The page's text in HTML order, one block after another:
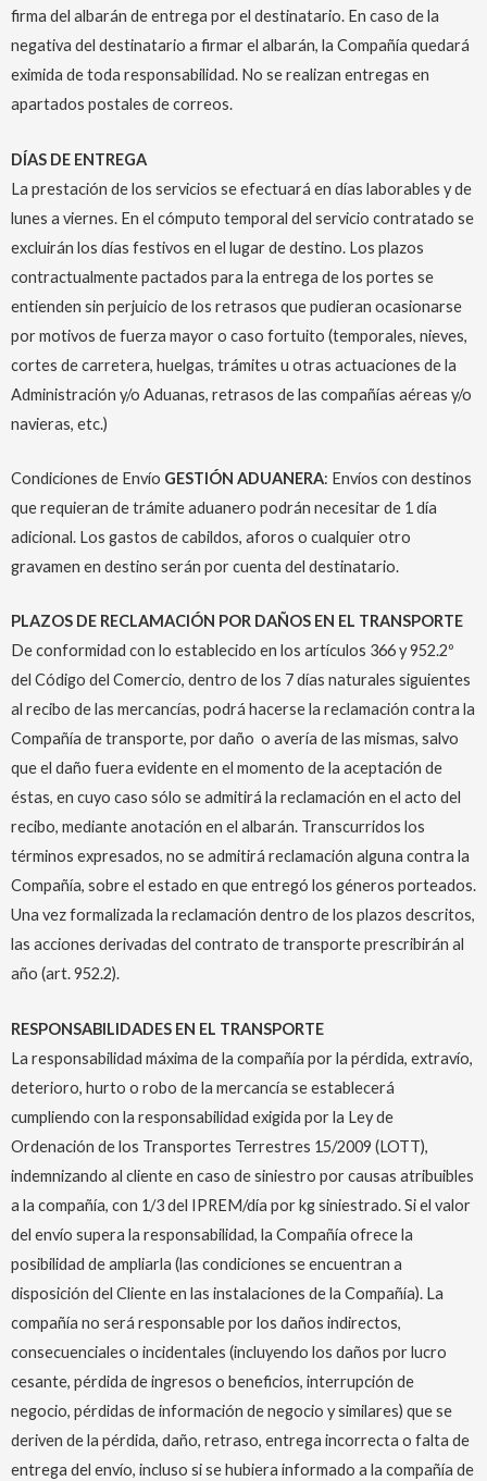
firma del albarán de entrega por el destinatario. En caso de la
negativa del destinatario a firmar el albarán, la Compañía quedará
eximida de toda responsabilidad. No se realizan entregas en
apartados postales de correos.
DÍAS DE ENTREGA
La prestación de los servicios se efectuará en días laborables y de
lunes a viernes. En el cómputo temporal del servicio contratado se
excluirán los días festivos en el lugar de destino. Los plazos
contractualmente pactados para la entrega de los portes se
entienden sin perjuicio de los retrasos que pudieran ocasionarse
por motivos de fuerza mayor o caso fortuito (temporales, nieves,
cortes de carretera, huelgas, trámites u otras actuaciones de la
Administración y/o Aduanas, retrasos de las compañías aéreas y/o
navieras, etc.)
Condiciones de Envío GESTIÓN ADUANERA: Envíos con destinos
que requieran de trámite aduanero podrán necesitar de 1 día
adicional. Los gastos de cabildos, aforos o cualquier otro
gravamen en destino serán por cuenta del destinatario.
PLAZOS DE RECLAMACIÓN POR DAÑOS EN EL TRANSPORTE
De conformidad con lo establecido en los artículos 366 y 952.2º
del Código del Comercio, dentro de los 7 días naturales siguientes
al recibo de las mercancías, podrá hacerse la reclamación contra la
Compañía de transporte, por daño o avería de las mismas, salvo
que el daño fuera evidente en el momento de la aceptación de
éstas, en cuyo caso sólo se admitirá la reclamación en el acto del
recibo, mediante anotación en el albarán. Transcurridos los
términos expresados, no se admitirá reclamación alguna contra la
Compañía, sobre el estado en que entregó los géneros porteados.
Una vez formalizada la reclamación dentro de los plazos descritos,
las acciones derivadas del contrato de transporte prescribirán al
año (art. 952.2).
RESPONSABILIDADES EN EL TRANSPORTE
La responsabilidad máxima de la compañía por la pérdida, extravío,
deterioro, hurto o robo de la mercancía se establecerá
cumpliendo con la responsabilidad exigida por la Ley de
Ordenación de los Transportes Terrestres 15/2009 (LOTT),
indemnizando al cliente en caso de siniestro por causas atribuibles
a la compañía, con 1/3 del IPREM/día por kg siniestrado. Si el valor
del envío supera la responsabilidad, la Compañía ofrece la
posibilidad de ampliarla (las condiciones se encuentran a
disposición del Cliente en las instalaciones de la Compañía). La
compañía no será responsable por los daños indirectos,
consecuenciales o incidentales (incluyendo los daños por lucro
cesante, pérdida de ingresos o beneficios, interrupción de
negocio, pérdidas de información de negocio y similares) que se
deriven de la pérdida, daño, retraso, entrega incorrecta o falta de
entrega del envío, incluso si se hubiera informado a la compañía de